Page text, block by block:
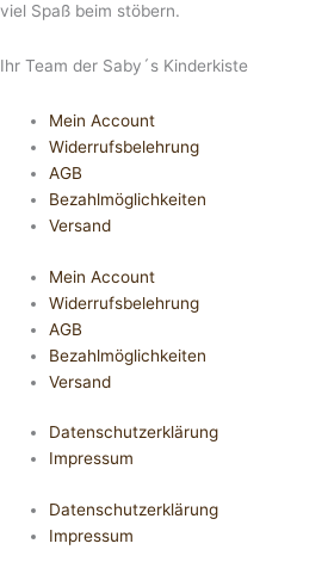
viel Spaß beim stöbern.
Ihr Team der Saby´s Kinderkiste
Mein Account
Widerrufsbelehrung
AGB
Bezahlmöglichkeiten
Versand
Mein Account
Widerrufsbelehrung
AGB
Bezahlmöglichkeiten
Versand
Datenschutzerklärung
Impressum
Datenschutzerklärung
Impressum